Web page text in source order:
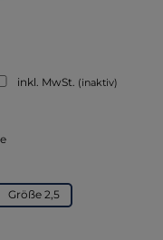
inkl. MwSt. (inaktiv)
Größe 2,5
nicht verfügbar.)